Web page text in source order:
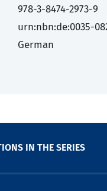
978-3-8474-2973-9
urn:nbn:de:0035-
German
IN THE SERIES